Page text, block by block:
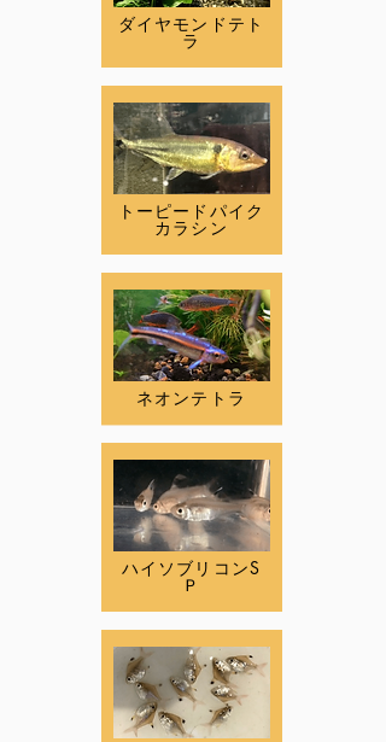
ダイヤモンドテト
ラ
トーピードパイク
カラシン
ネオンテトラ
ハイソブリコンS
Ｐ